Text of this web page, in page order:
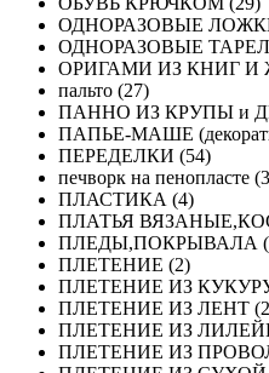
ОДНОРАЗОВЫЕ
ОДНОРАЗОВЫЕ
ОРИГАМИ ИЗ КНИГ И
пальто (27)
ПАННО ИЗ КРУПЫ и
ПАПЬЕ-МАШЕ
ПЕРЕДЕЛКИ (54)
печворк на пенопласте
ПЛАСТИКА (4)
ПЛАТЬЯ
ПЛЕДЫ,ПОКРЫВАЛА
ПЛЕТЕНИЕ (2)
ПЛЕТЕНИЕ ИЗ
ПЛЕТЕНИЕ ИЗ ЛЕНТ
ПЛЕТЕНИЕ ИЗ
ПЛЕТЕНИЕ ИЗ